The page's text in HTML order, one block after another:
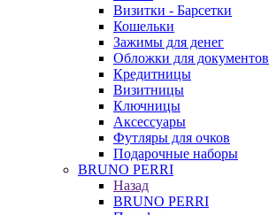
Визитки - Барсетки
Кошельки
Зажимы для денег
Обложки для документов
Кредитницы
Визитницы
Ключницы
Аксессуары
Футляры для очков
Подарочные наборы
BRUNO PERRI
Назад
BRUNO PERRI